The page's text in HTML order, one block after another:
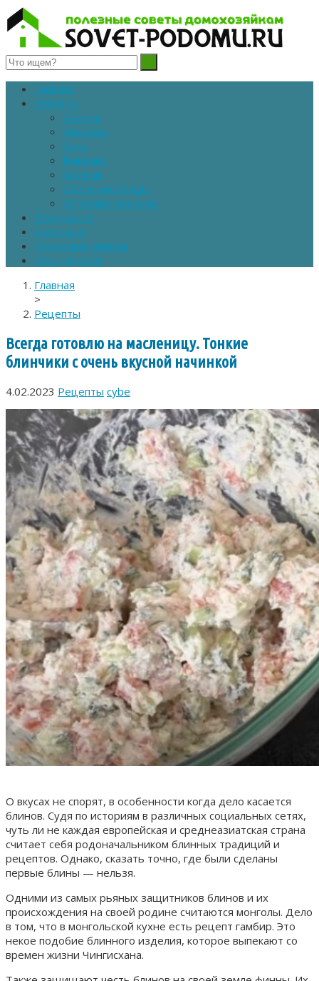
Полезные советы домохозяйкам
Главная
Рецепты
Салаты
Десерты
Супы
Выпечка
Закуски
Основное блюдо
Заготовки на зиму
Похудение
Здоровье
Полезные советы
Сад и огород
Главная
>
Рецепты
Всегда готовлю на масленицу. Тонкие
блинчики с очень вкусной начинкой
4.02.2023 Рецепты cybe
О вкусах не спорят, в особенности когда дело касается
блинов. Судя по историям в различных социальных сетях,
чуть ли не каждая европейская и среднеазиатская страна
считает себя родоначальником блинных традиций и
рецептов. Однако, сказать точно, где были сделаны
первые блины — нельзя.
Одними из самых рьяных защитников блинов и их
происхождения на своей родине считаются монголы. Дело
в том, что в монгольской кухне есть рецепт гамбир. Это
некое подобие блинного изделия, которое выпекают со
времен жизни Чингисхана.